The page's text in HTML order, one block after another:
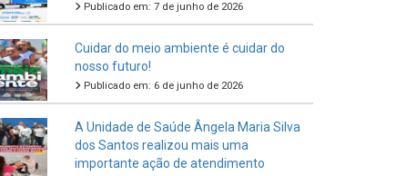
Publicado em: 7 de junho de 2026
Cuidar do meio ambiente é cuidar do
nosso futuro!
Publicado em: 6 de junho de 2026
A Unidade de Saúde Ângela Maria Silva
dos Santos realizou mais uma
importante ação de atendimento